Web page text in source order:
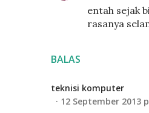
BALAS
entah sejak
rasanya
teknisi komputer
12 September 2013